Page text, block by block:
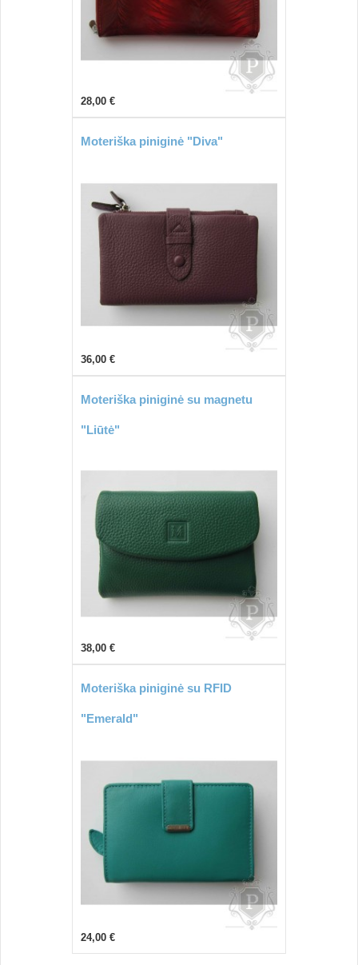
28,00 €
Moteriška piniginė "Diva"
36,00 €
Moteriška piniginė su magnetu
"Liūtė"
38,00 €
Moteriška piniginė su RFID
"Emerald"
24,00 €